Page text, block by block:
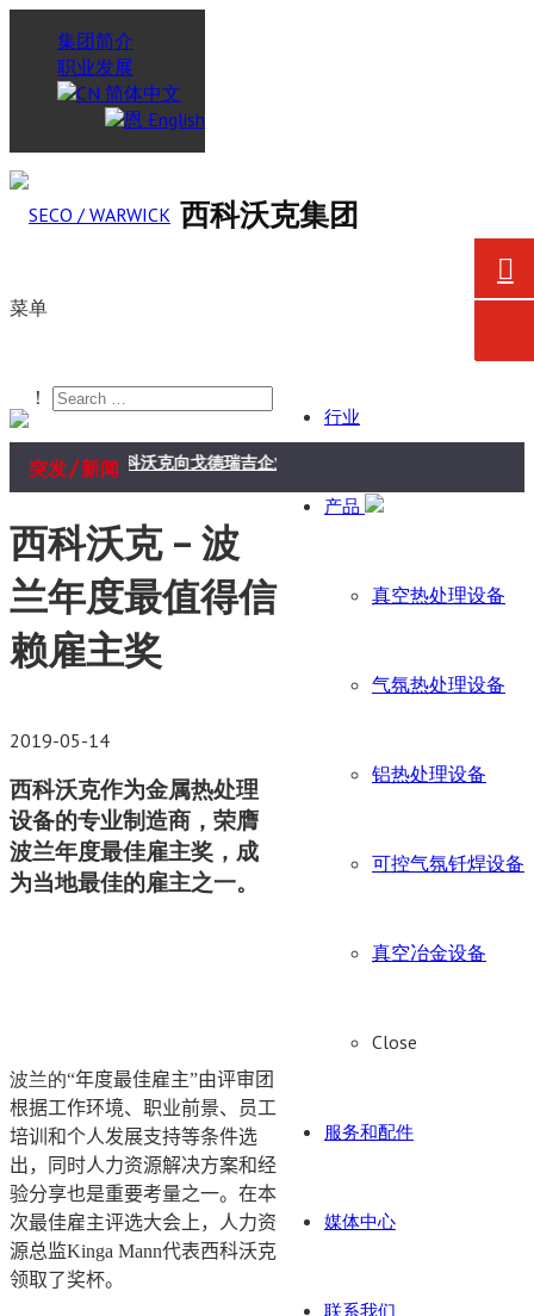
集团简介
职业发展
简体中文
English
西科沃克集团
菜单
行业
产品
真空热处理设备
气氛热处理设备
铝热处理设备
可控气氛钎焊设备
真空冶金设备
Close
服务和配件
媒体中心
联系我们
！
突发/新闻
西科沃克向戈德瑞吉企业集团航空航天业务交付真空炉
西科沃克 – 波
兰年度最值得信
赖雇主奖
2019-05-14
西科沃克作为金属热处理
设备的专业制造商，荣膺
波兰年度最佳雇主奖，成
为当地最佳的雇主之一。
波兰的“年度最佳雇主”由评审团
根据工作环境、职业前景、员工
培训和个人发展支持等条件选
出，同时人力资源解决方案和经
验分享也是重要考量之一。在本
次最佳雇主评选大会上，人力资
源总监Kinga Mann代表西科沃克
领取了奖杯。